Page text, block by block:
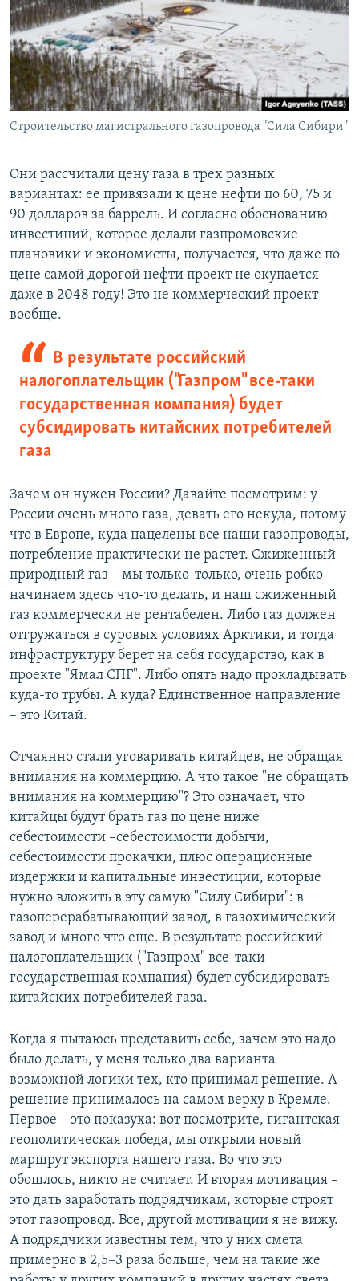
Строительство магистрального газопровода "Сила Сибири"
Они рассчитали цену газа в трех разных
вариантах: ее привязали к цене нефти по 60, 75 и
90 долларов за баррель. И согласно обоснованию
инвестиций, которое делали газпромовские
плановики и экономисты, получается, что даже по
цене самой дорогой нефти проект не окупается
даже в 2048 году! Это не коммерческий проект
вообще.
В результате российский
налогоплательщик ("Газпром" все-таки
государственная компания) будет
субсидировать китайских потребителей
газа
Зачем он нужен России? Давайте посмотрим: у
России очень много газа, девать его некуда, потому
что в Европе, куда нацелены все наши газопроводы,
потребление практически не растет. Сжиженный
природный газ – мы только-только, очень робко
начинаем здесь что-то делать, и наш сжиженный
газ коммерчески не рентабелен. Либо газ должен
отгружаться в суровых условиях Арктики, и тогда
инфраструктуру берет на себя государство, как в
проекте "Ямал СПГ". Либо опять надо прокладывать
куда-то трубы. А куда? Единственное направление
– это Китай.
Отчаянно стали уговаривать китайцев, не обращая
внимания на коммерцию. А что такое "не обращать
внимания на коммерцию"? Это означает, что
китайцы будут брать газ по цене ниже
себестоимости –себестоимости добычи,
себестоимости прокачки, плюс операционные
издержки и капитальные инвестиции, которые
нужно вложить в эту самую "Силу Сибири": в
газоперерабатывающий завод, в газохимический
завод и много что еще. В результате российский
налогоплательщик ("Газпром" все-таки
государственная компания) будет субсидировать
китайских потребителей газа.
Когда я пытаюсь представить себе, зачем это надо
было делать, у меня только два варианта
возможной логики тех, кто принимал решение. А
решение принималось на самом верху в Кремле.
Первое – это показуха: вот посмотрите, гигантская
геополитическая победа, мы открыли новый
маршрут экспорта нашего газа. Во что это
обошлось, никто не считает. И вторая мотивация –
это дать заработать подрядчикам, которые строят
этот газопровод. Все, другой мотивации я не вижу.
А подрядчики известны тем, что у них смета
примерно в 2,5–3 раза больше, чем на такие же